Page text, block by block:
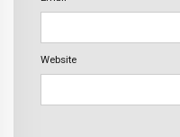
Website